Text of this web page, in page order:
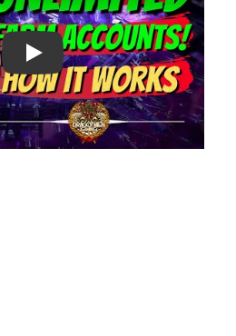
Play: Keynote (Google I/O '18)